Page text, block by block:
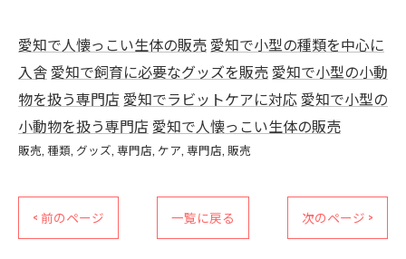
愛知で人懐っこい生体の販売 愛知で小型の種類を中心に
入舎 愛知で飼育に必要なグッズを販売 愛知で小型の小動
物を扱う専門店 愛知でラビットケアに対応 愛知で小型の
小動物を扱う専門店 愛知で人懐っこい生体の販売
販売 種類 グッズ 専門店 ケア 専門店 販売
< 前のページ 一覧に戻る 次のページ >